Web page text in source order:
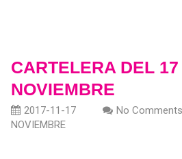
CARTELERA DEL
NOVIEMBRE
2017-11-17 No Comments
NOVIEMBRE